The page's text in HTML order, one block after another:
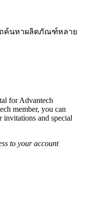
ค้นหาผลิตภัณฑ์หลาย
for Advantech
member, you can
invitations and special
to your account